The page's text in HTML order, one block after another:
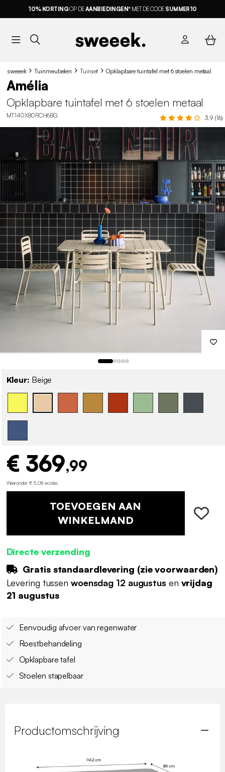
10% KORTINGOP DEAANBIEDINGEN*MET DE CODE SUMMER10
sweeek Tuinmeubelen Tuinset Opklapbare tuintafel met 6 stoelen metaal
Amélia
Opklapbare tuintafel met 6 stoelen metaal
MT140X80RCH6BG 3.9 (16)
Kleur: Beige
€ 369,99
Waaronder € 5,08 ecotax
TOEVOEGEN AAN
WINKELMAND
Directe verzending
Gratis standaardlevering (zie voorwaarden)
Levering tussen woensdag 12 augustus en vrijdag
21 augustus
Eenvoudig afvoer van regenwater
Roestbehandeling
Opklapbare tafel
Stoelen stapelbaar
Productomschrijving